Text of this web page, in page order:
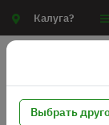
Калуга?
Выбрать